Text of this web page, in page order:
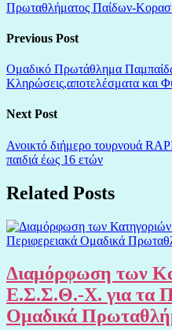
Πρωταθλήματος Παίδων-
Previous Post
Ομαδικό Πρωτάθλημα
Κληρώσεις,αποτελέσματα και
Next Post
Ανοικτό διήμερο τουρνουά
παιδιά έως 16 ετών
Related Posts
Διαμόρφωση των
Ε.Σ.Σ.Θ.-Χ. για τα
Ομαδικά